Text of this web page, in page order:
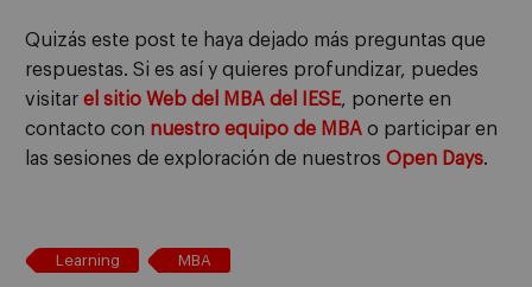
Quizás este post te haya dejado más preguntas que
respuestas. Si es así y quieres profundizar, puedes
visitar el sitio Web del MBA del IESE, ponerte en
contacto con nuestro equipo de MBA o participar en
las sesiones de exploración de nuestros Open Days.
Learning MBA